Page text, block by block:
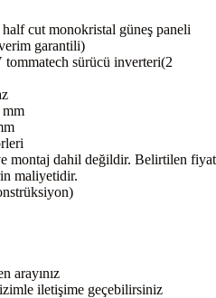
cut monokristal güneş paneli
garantili)
sürücü inverteri(2
mm
montaj dahil değildir. Belirtilen fiyat
maliyetidir.
arayınız
iletişime geçebilirsiniz